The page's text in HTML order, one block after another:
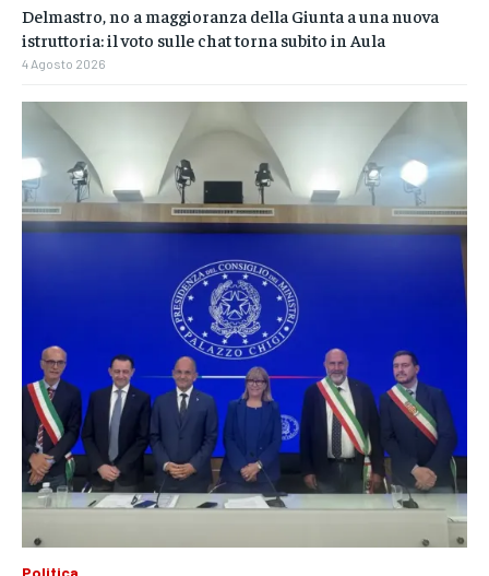
Delmastro, no a maggioranza della Giunta a una nuova
istruttoria: il voto sulle chat torna subito in Aula
4 Agosto 2026
Politica